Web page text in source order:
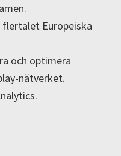
flertalet Europeiska
och optimera
nätverket.